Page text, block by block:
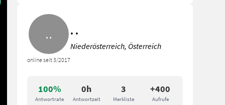
100%
Antwortrate
0h
Antwortzeit
3
Merkliste
+400
Aufrufe
online seit 3/2017
. .
Niederösterreich, Österreich